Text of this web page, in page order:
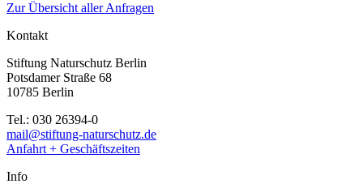
Zur Übersicht aller Anfragen
Kontakt
Stiftung Naturschutz Berlin
Potsdamer Straße 68
10785 Berlin
Tel.: 030 26394-0
mail@stiftung-naturschutz.de
Anfahrt + Geschäftszeiten
Info